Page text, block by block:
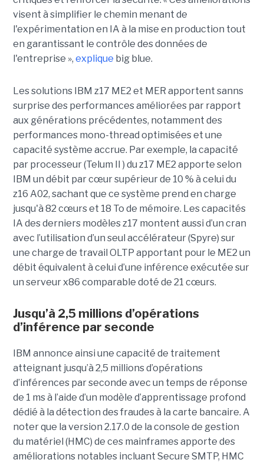
visent à simplifier le chemin menant de
l'expérimentation en IA à la mise en production tout
en garantissant le contrôle des données de
l'entreprise », explique big blue.
Les solutions IBM z17 ME2 et MER apportent sanns
surprise des performances améliorées par rapport
aux générations précédentes, notamment des
performances mono-thread optimisées et une
capacité système accrue. Par exemple, la capacité
par processeur (Telum II ) du z17 ME2 apporte selon
IBM un débit par cœur supérieur de 10 % à celui du
z16 A02, sachant que ce système prend en charge
jusqu'à 82 cœurs et 18 To de mémoire. Les capacités
IA des derniers modèles z17 montent aussi d’un cran
avec l’utilisation d’un seul accélérateur (Spyre) sur
une charge de travail OLTP apportant pour le ME2 un
débit équivalent à celui d’une inférence exécutée sur
un serveur x86 comparable doté de 21 cœurs.
Jusqu’à 2,5 millions d’opérations
d’inférence par seconde
IBM annonce ainsi une capacité de traitement
atteignant jusqu’à 2,5 millions d’opérations
d’inférences par seconde avec un temps de réponse
de 1 ms à l’aide d’un modèle d’apprentissage profond
dédié à la détection des fraudes à la carte bancaire. A
noter que la version 2.17.0 de la console de gestion
du matériel (HMC) de ces mainframes apporte des
améliorations notables incluant Secure SMTP, HMC